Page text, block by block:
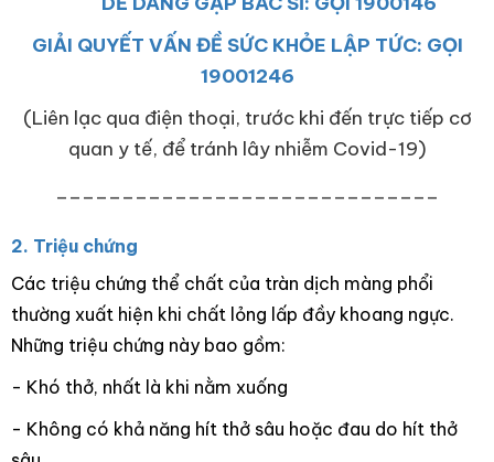
GIẢI QUYẾT VẤN ĐỀ SỨC KHỎE LẬP TỨC: GỌI
19001246
(Liên lạc qua điện thoại, trước khi đến trực tiếp cơ
quan y tế, để tránh lây nhiễm Covid-19)
2. Triệu chứng
Các triệu chứng thể chất của tràn dịch màng phổi
thường xuất hiện khi chất lỏng lấp đầy khoang ngực.
Những triệu chứng này bao gồm:
- Khó thở, nhất là khi nằm xuống
- Không có khả năng hít thở sâu hoặc đau do hít thở